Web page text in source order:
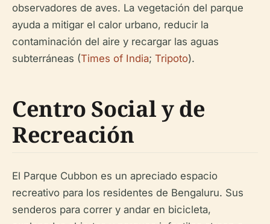
observadores de aves. La vegetación del parque
ayuda a mitigar el calor urbano, reducir la
contaminación del aire y recargar las aguas
subterráneas (Times of India; Tripoto).
Centro Social y de
Recreación
El Parque Cubbon es un apreciado espacio
recreativo para los residentes de Bengaluru. Sus
senderos para correr y andar en bicicleta,